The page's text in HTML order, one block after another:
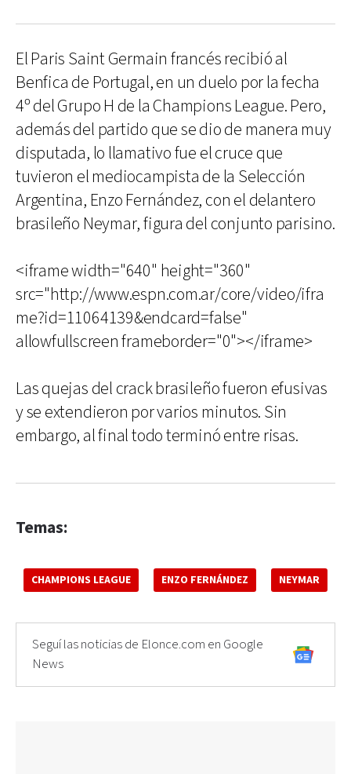
El Paris Saint Germain francés recibió al
Benfica de Portugal, en un duelo por la fecha
4º del Grupo H de la Champions League. Pero,
además del partido que se dio de manera muy
disputada, lo llamativo fue el cruce que
tuvieron el mediocampista de la Selección
Argentina, Enzo Fernández, con el delantero
brasileño Neymar, figura del conjunto parisino.
<iframe width="640" height="360"
src="http://www.espn.com.ar/core/video/ifra
me?id=11064139&endcard=false"
allowfullscreen frameborder="0"></iframe>
Las quejas del crack brasileño fueron efusivas
y se extendieron por varios minutos. Sin
embargo, al final todo terminó entre risas.
Temas:
CHAMPIONS LEAGUE ENZO FERNÁNDEZ NEYMAR
Seguí las noticias de Elonce.com en Google
News